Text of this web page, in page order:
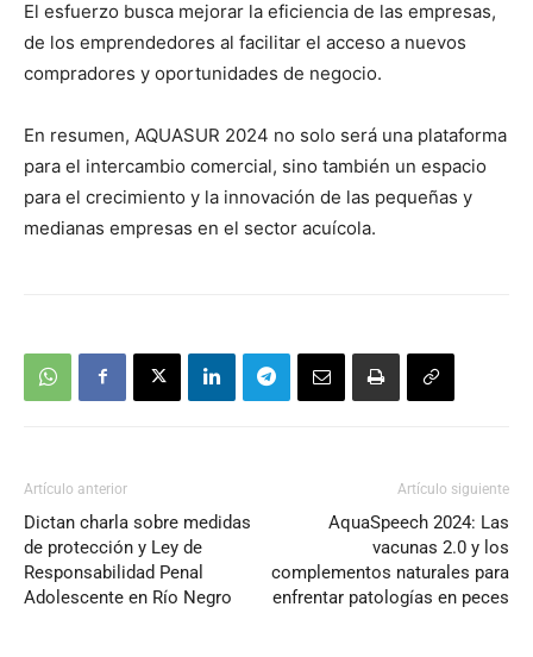
El esfuerzo busca mejorar la eficiencia de las empresas,
de los emprendedores al facilitar el acceso a nuevos
compradores y oportunidades de negocio.
En resumen, AQUASUR 2024 no solo será una plataforma
para el intercambio comercial, sino también un espacio
para el crecimiento y la innovación de las pequeñas y
medianas empresas en el sector acuícola.
Artículo anterior
Dictan charla sobre medidas
de protección y Ley de
Responsabilidad Penal
Adolescente en Río Negro
Artículo siguiente
AquaSpeech 2024: Las
vacunas 2.0 y los
complementos naturales para
enfrentar patologías en peces